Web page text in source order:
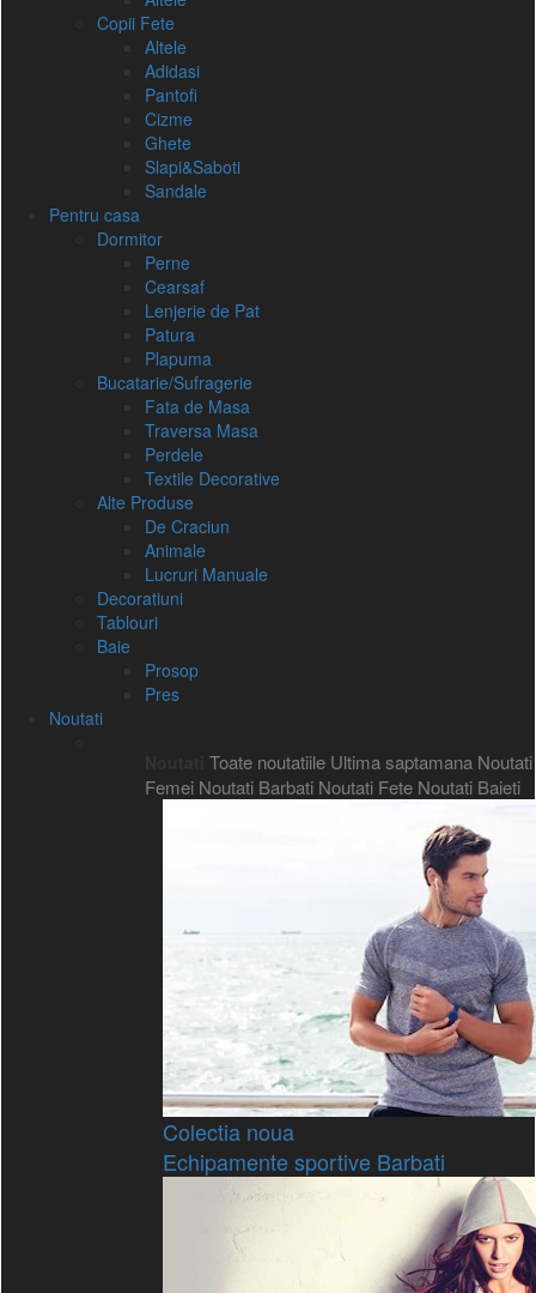
Copii Fete
Altele
Adidasi
Pantofi
Cizme
Ghete
Slapi&Saboti
Sandale
Pentru casa
Dormitor
Perne
Cearsaf
Lenjerie de Pat
Patura
Plapuma
Bucatarie/Sufragerie
Fata de Masa
Traversa Masa
Perdele
Textile Decorative
Alte Produse
De Craciun
Animale
Lucruri Manuale
Decoratiuni
Tablouri
Baie
Prosop
Pres
Noutati
Toate noutatiile Ultima saptamana Noutati
Femei Noutati Barbati Noutati Fete Noutati Baieti
Colectia noua
Echipamente sportive Barbati